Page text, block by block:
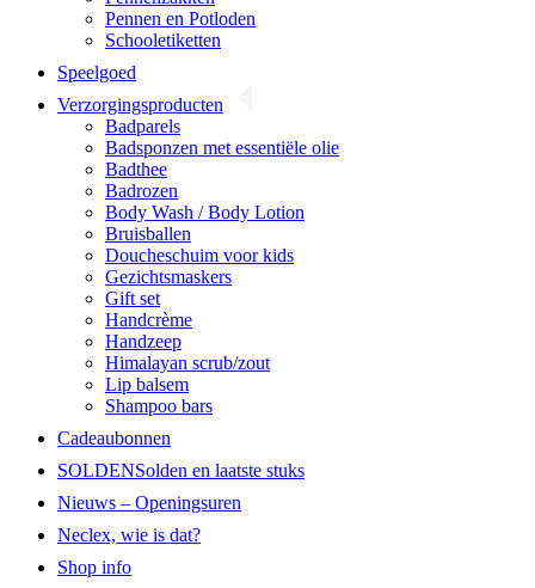
Pennen en Potloden
Schooletiketten
Speelgoed
Verzorgingsproducten
Badparels
Badsponzen met essentiële olie
Badthee
Badrozen
Body Wash / Body Lotion
Bruisballen
Doucheschuim voor kids
Gezichtsmaskers
Gift set
Handcrème
Handzeep
Himalayan scrub/zout
Lip balsem
Shampoo bars
Cadeaubonnen
SOLDENSolden en laatste stuks
Nieuws – Openingsuren
Neclex, wie is dat?
Shop info